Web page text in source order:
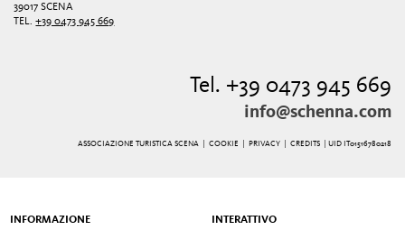
39017 SCENA
TEL.+39 0473 945 669
Tel. +39 0473 945 669
info@schenna.com
ASSOCIAZIONE TURISTICA SCENA | COOKIE PRIVACY| CREDITS | UID IT01516780218
INFORMAZIONE
INTERATTIVO